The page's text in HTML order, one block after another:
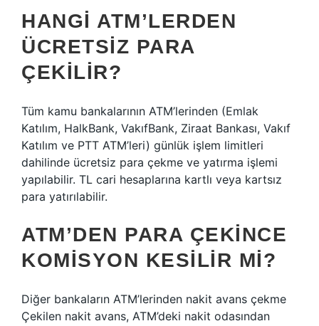
HANGI ATM’LERDEN
ÜCRETSIZ PARA
ÇEKILIR?
Tüm kamu bankalarının ATM’lerinden (Emlak
Katılım, HalkBank, VakıfBank, Ziraat Bankası, Vakıf
Katılım ve PTT ATM’leri) günlük işlem limitleri
dahilinde ücretsiz para çekme ve yatırma işlemi
yapılabilir. TL cari hesaplarına kartlı veya kartsız
para yatırılabilir.
ATM’DEN PARA ÇEKINCE
KOMISYON KESILIR MI?
Diğer bankaların ATM’lerinden nakit avans çekme
Çekilen nakit avans, ATM’deki nakit odasından